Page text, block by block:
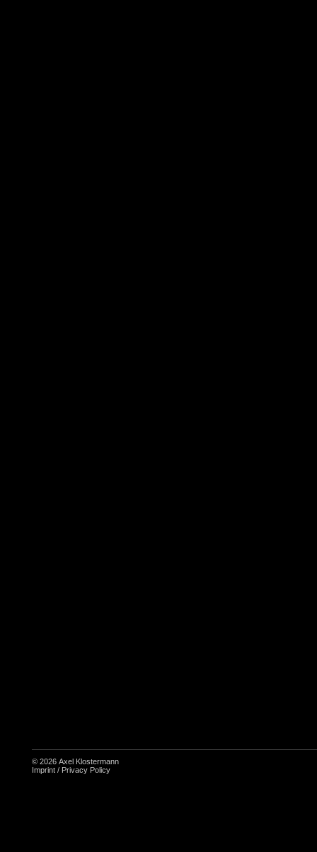
© 2026 Axel Klostermann
Imprint / Privacy Policy